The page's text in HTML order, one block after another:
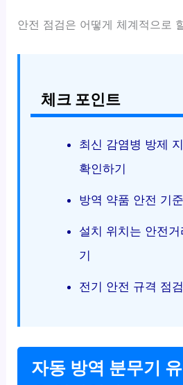
안전 점검은 어떻게 체계적으로
체크 포인트
최신 감염병 방제
확인하기
방역 약품 안전 기
설치 위치는 안전
기
전기 안전 규격 점
자동 방역 분무기